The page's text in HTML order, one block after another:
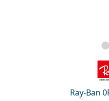
Ray-Ban